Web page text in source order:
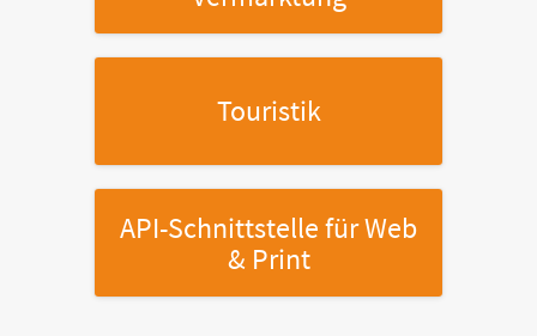
Touristik
API-Schnittstellefür Web
& Print